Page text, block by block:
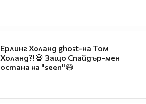
Ерлинг Холанд ghost-на Том
Холанд?! 💀 Защо Спайдър-мен
остана на "seen"😅